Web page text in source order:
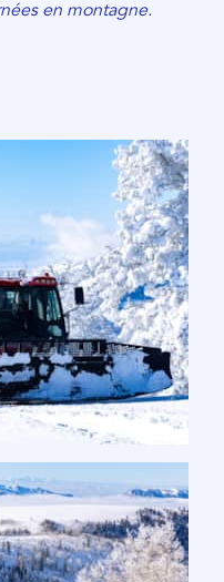
en montagne.